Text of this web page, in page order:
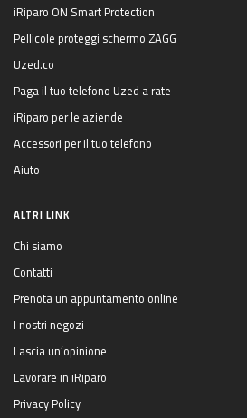
iRiparo ON Smart Protection
Pellicole proteggi schermo ZAGG
Uzed.co
Paga il tuo telefono Uzed a rate
iRiparo per le aziende
Accessori per il tuo telefono
Aiuto
ALTRI LINK
Chi siamo
Contatti
Prenota un appuntamento online
I nostri negozi
Lascia un’opinione
Lavorare in iRiparo
Privacy Policy